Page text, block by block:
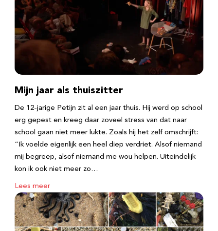
Mijn jaar als thuiszitter
De 12-jarige Petijn zit al een jaar thuis. Hij werd op school
erg gepest en kreeg daar zoveel stress van dat naar
school gaan niet meer lukte. Zoals hij het zelf omschrijft:
“Ik voelde eigenlijk een heel diep verdriet. Alsof niemand
mij begreep, alsof niemand me wou helpen. Uiteindelijk
kon ik ook niet meer zo…
Lees meer